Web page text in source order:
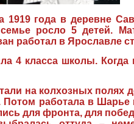
года в деревне
росло 5 детей.
работал в Ярославле
4 класса школы.
на колхозных полях
работала в Шарье
для фронта, для